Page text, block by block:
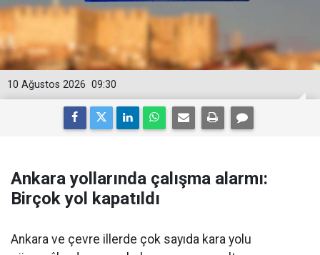
09:30
10 Ağustos 2026
Ankara yollarında çalışma alarmı:
Birçok yol kapatıldı
Ankara ve çevre illerde çok sayıda kara yolu